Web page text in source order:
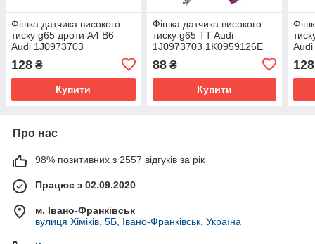
Фішка датчика високого
тиску g65 дроти A4 B6
Audi 1J0973703
1K0959126E
128 ₴
Купити
Фішка датчика високого
тиску g65 TT Audi
1J0973703 1K0959126E
88₴
Купити
128
Про нас
98% позитивних з 2557 відгуків за рік
Працює з 02.09.2020
м. Івано-Франківськ
вулиця Хіміків, 5Б, Івано-Франківськ, Україна